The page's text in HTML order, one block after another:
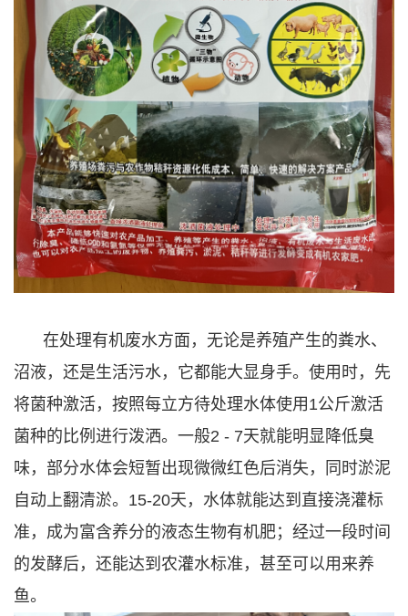
在处理有机废水方面，无论是养殖产生的粪水、
沼液，还是生活污水，它都能大显身手。使用时，先
将菌种激活，按照每立方待处理水体使用1公斤激活
菌种的比例进行泼洒。一般2 - 7天就能明显降低臭
味，部分水体会短暂出现微微红色后消失，同时淤泥
自动上翻清淤。15-20天，水体就能达到直接浇灌标
准，成为富含养分的液态生物有机肥；经过一段时间
的发酵后，还能达到农灌水标准，甚至可以用来养
鱼。